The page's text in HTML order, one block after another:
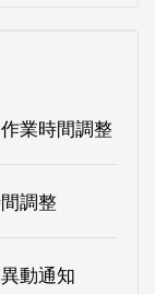
業時間調整
調整
動通知